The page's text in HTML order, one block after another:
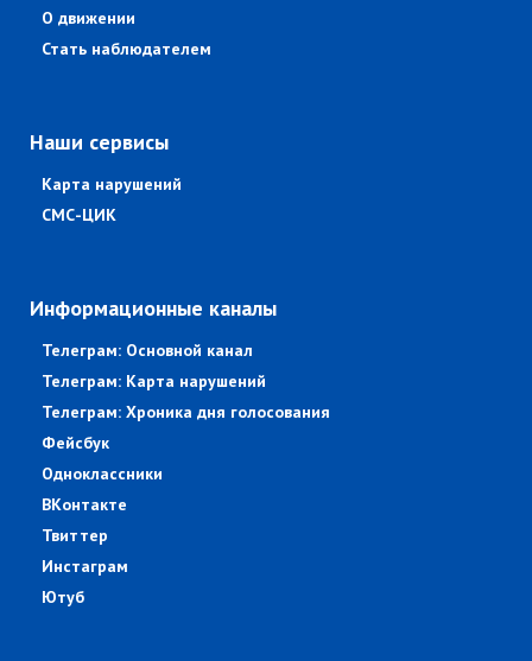
О движении
Стать наблюдателем
Наши сервисы
Карта нарушений
СМС-ЦИК
Информационные каналы
Телеграм: Основной канал
Телеграм: Карта нарушений
Телеграм: Хроника дня голосования
Фейсбук
Одноклассники
ВКонтакте
Твиттер
Инстаграм
Ютуб